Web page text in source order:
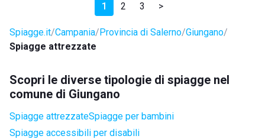
1 2 3 >
Spiagge.it Campania Provincia di Salerno Giungano
Spiagge attrezzate
Scopri le diverse tipologie di spiagge nel
comune di Giungano
Spiagge attrezzateSpiagge per bambini
Spiagge accessibili per disabili